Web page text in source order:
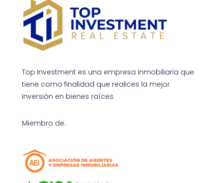
Top Investment es una empresa inmobiliaria que
tiene como finalidad que realices la mejor
inversión en bienes raíces.
Miembro de: